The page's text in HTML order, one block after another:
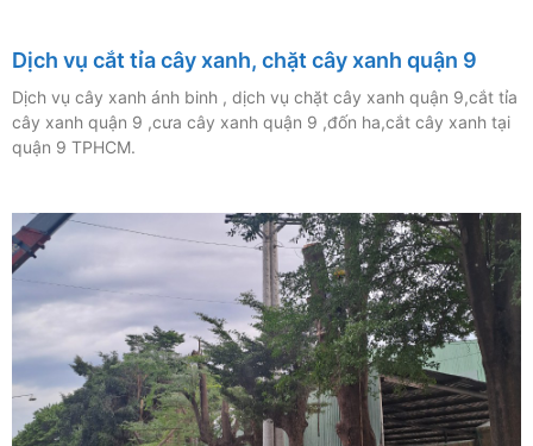
Dịch vụ cắt tỉa cây xanh, chặt cây xanh quận 9
Dịch vụ cây xanh ánh binh , dịch vụ chặt cây xanh quận 9,cắt tỉa
cây xanh quận 9 ,cưa cây xanh quận 9 ,đốn ha,cắt cây xanh tại
quận 9 TPHCM.